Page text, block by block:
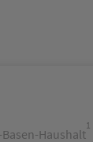
Haushalt
1